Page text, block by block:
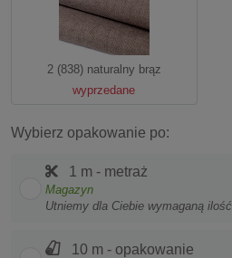
2 (838) naturalny brąz
wyprzedane
Wybierz opakowanie po:
1 m - metraż
Magazyn
Utniemy dla Ciebie wymaganą ilość
10 m - opakowanie